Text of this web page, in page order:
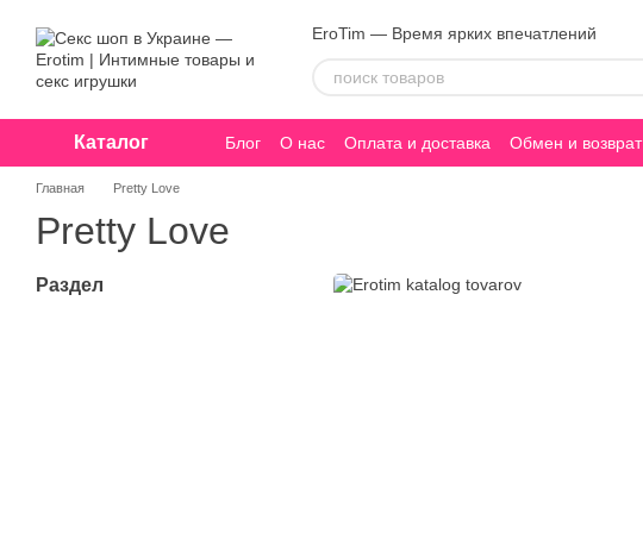
EroTim — Время ярких впечатлений
Каталог Блог О нас Оплата и доставка Обмен и возврат
Конфиденциальность
Главная Pretty Love
Pretty Love
Раздел